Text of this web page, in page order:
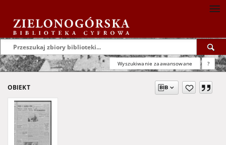
Wyszukiwanie zaawansowane ?
OBIEKT